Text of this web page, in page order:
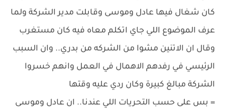
كان شغال فيها عادل وموسى وقابلت مدير الشركة ولما
عرف الموضوع اللي جاي اتكلم معاه فيه كان مستغرب
وقال ان الاتنين مشوا من الشركه من بدري.. وان السبب
الرئيسي في رفدهم الاهمال في العمل وانهم خسروا
الشركة مبالغ كبيرة وكان ردي عليه وقتها
= بس على حسب التحريات اللي عندنا.. ان عادل وموسى